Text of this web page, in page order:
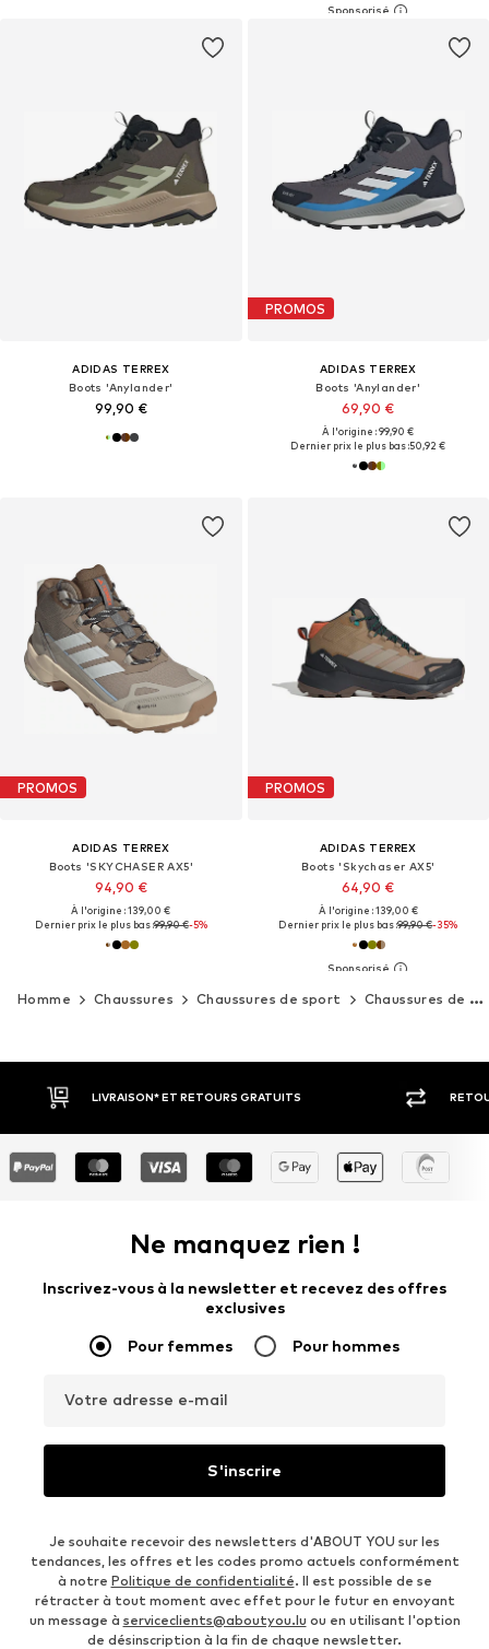
ADIDAS TERREX
Boots 'Anylander'
99,90 €
PROMOS
ADIDAS TERREX
Boots 'Anylander'
69,90 €
À l'origine : 99,90 €
Dernier prix le plus bas :50,92 €
PROMOS
ADIDAS TERREX
Boots 'SKYCHASER AX5'
94,90 €
À l'origine : 139,00 €
Dernier prix le plus bas :99,90 €-5%
PROMOS
ADIDAS TERREX
Boots 'Skychaser AX5'
64,90 €
À l'origine : 139,00 €
Dernier prix le plus bas :99,90 €-35%
Homme Chaussures Chaussures de sport Chaussures de plein air
RETOUR SOUS 30 JOURS LARGE
Ne manquez rien !
Inscrivez-vous à la newsletter et recevez des offres
exclusives
Pour femmes Pour hommes
Votre adresse e-mail
S'inscrire
Je souhaite recevoir des newsletters d'ABOUT YOU sur les
tendances, les offres et les codes promo actuels conformément
à notre Politique de confidentialité. Il est possible de se
rétracter à tout moment avec effet pour le futur en envoyant
un message à serviceclients@aboutyou.lu ou en utilisant l'option
de désinscription à la fin de chaque newsletter.